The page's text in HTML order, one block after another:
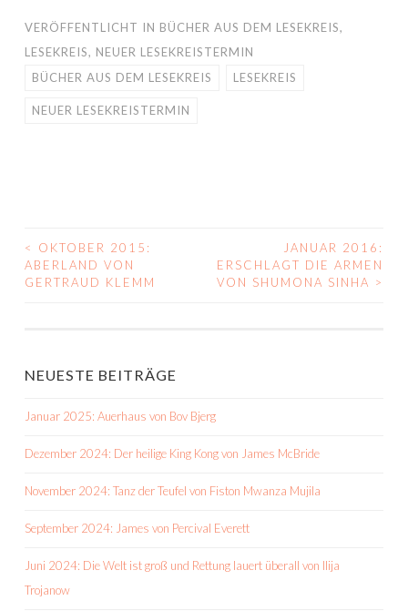
VERÖFFENTLICHT IN BÜCHER AUS DEM LESEKREIS,
LESEKREIS, NEUER LESEKREISTERMIN
BÜCHER AUS DEM LESEKREIS
LESEKREIS
NEUER LESEKREISTERMIN
BEITRAGS-
NAVIGATION
<
OKTOBER 2015:
ABERLAND VON
GERTRAUD KLEMM
JANUAR 2016:
ERSCHLAGT DIE ARMEN
VON SHUMONA SINHA >
NEUESTE BEITRÄGE
Januar 2025: Auerhaus von Bov Bjerg
Dezember 2024: Der heilige King Kong von James McBride
November 2024: Tanz der Teufel von Fiston Mwanza Mujila
September 2024: James von Percival Everett
Juni 2024: Die Welt ist groß und Rettung lauert überall von Ilija
Trojanow